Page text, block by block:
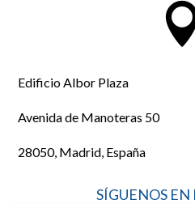
Edificio Albor Plaza
Avenida de Manoteras 50
28050, Madrid, España
SÍGUENOS EN